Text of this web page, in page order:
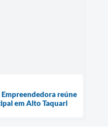
Empreendedora reúne
em Alto Taquari